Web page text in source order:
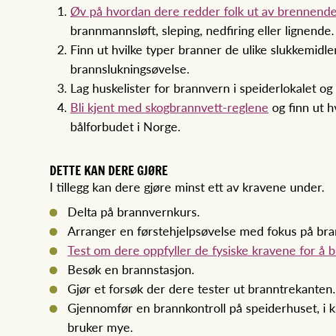
Øv på hvordan dere redder folk ut av
brannmannsløft, sleping, nedfiring eller lignende.
Finn ut hvilke typer branner de ulike
brannslukningsøvelse.
Lag huskelister for brannvern i speiderlokalet
Bli kjent med skogbrannvett-reglene og finn ut
bålforbudet i Norge.
DETTE KAN DERE GJØRE
I tillegg kan dere gjøre minst ett av kravene under.
Delta på brannvernkurs.
Arranger en førstehjelpsøvelse med fokus på
Test om dere oppfyller de fysiske kravene for å
Besøk en brannstasjon.
Gjør et forsøk der dere tester ut branntrekanten.
Gjennomfør en brannkontroll på speiderhuset, i
bruker mye.